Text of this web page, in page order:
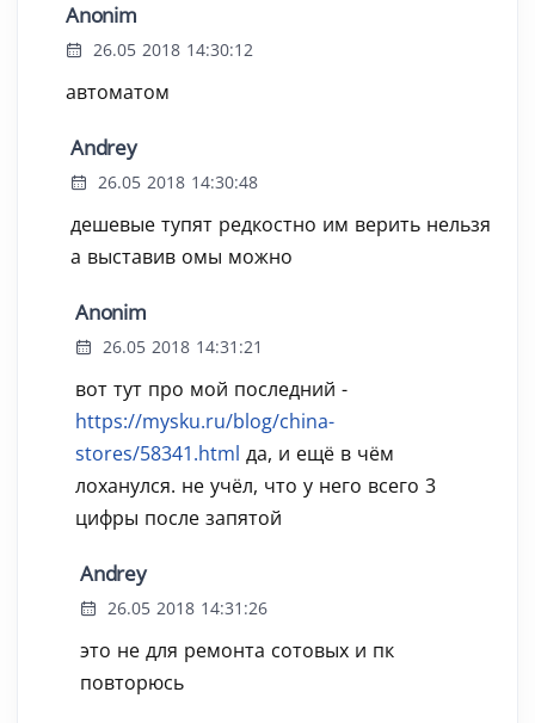
Anonim
26.05 2018 14:30:12
автоматом
Andrey
26.05 2018 14:30:48
дешевые тупят редкостно им верить нельзя
а выставив омы можно
Anonim
26.05 2018 14:31:21
вот тут про мой последний -
https://mysku.ru/blog/china-
stores/58341.html да, и ещё в чём
лоханулся. не учёл, что у него всего 3
цифры после запятой
Andrey
26.05 2018 14:31:26
это не для ремонта сотовых и пк
повторюсь